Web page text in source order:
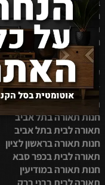
חנות תאורה בירושלים
תאורה לבית בבאר שבע
חנות תאורה באבן יהודה
קטגוריות נוסף
תאורה לבית בנתניה
חנות תאורה בתל אביב
תאורה לבית בתל אביב
חנות תאורה בראשון לציון
תאורה לבית בכפר סבא
חנות תאורה במודיעין